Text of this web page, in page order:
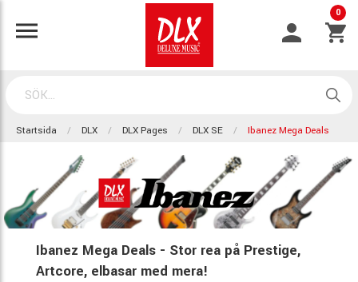
0
Startsida DLX DLX Pages DLX SE Ibanez Mega Deals
Ibanez Mega Deals - Stor rea på Prestige,
Artcore, elbasar med mera!